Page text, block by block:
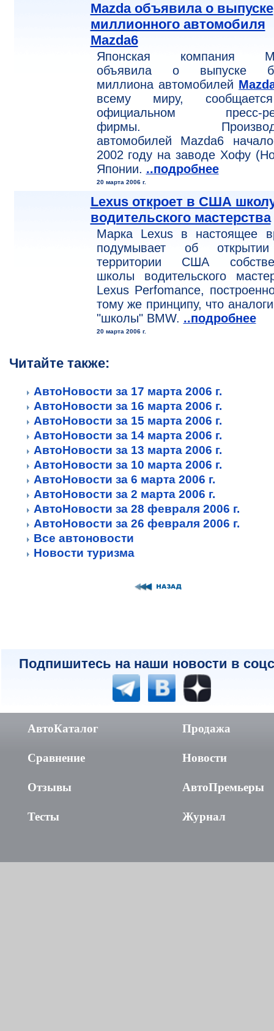
Mazda объявила о выпуске
миллионного автомобиля
Mazda6
Японская компания
объявила о выпуске
миллиона автомобилей
всему миру,
официальном пресс-
фирмы.
автомобилей Mazda6
2002 году на заводе Хофу
Японии. ..подробнее
20 марта 2006 г.
Lexus откроет в США
водительского мастерства
Марка Lexus в настоящее
подумывает об
территории США
школы водительского
Lexus Perfomance,
тому же принципу, что
"школы" BMW. ..подробнее
20 марта 2006 г.
Читайте также:
АвтоНовости за 17 марта 2006 г.
АвтоНовости за 16 марта 2006 г.
АвтоНовости за 15 марта 2006 г.
АвтоНовости за 14 марта 2006 г.
АвтоНовости за 13 марта 2006 г.
АвтоНовости за 10 марта 2006 г.
АвтоНовости за 6 марта 2006 г.
АвтоНовости за 2 марта 2006 г.
АвтоНовости за 28 февраля 2006 г.
АвтоНовости за 26 февраля 2006 г.
Все автоновости
Новости туризма
Подпишитесь на наши новости в
АвтоКаталог
Сравнение
Отзывы
Тесты
Продажа
Новости
АвтоПремьеры
Журнал